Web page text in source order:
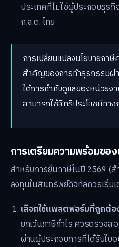
ประเทศที่ไม่ใช่ผู้ประกอบธุรกิ
ก.ล.ต. ไทย
การเปลี่ยนแปลงนโยบายภา
สำคัญของการทำธุรกรรมผ่
ใต้การกำกับดูแลของหน่วยง
สามารถใช้สิทธิประโยชน์ทาง
การเตรียมความพร้อมขอ
สำหรับการยื่นภาษีในปี 2569 (
ลงทุนในสินทรัพย์ดิจิทัลควรเริ่ม
เลือกใช้แพลตฟอร์มที่ถูกต้อ
ยกเว้นภาษีกำไร ควรตรวจส
ผ่านผู้ประกอบการที่ได้รับใบ